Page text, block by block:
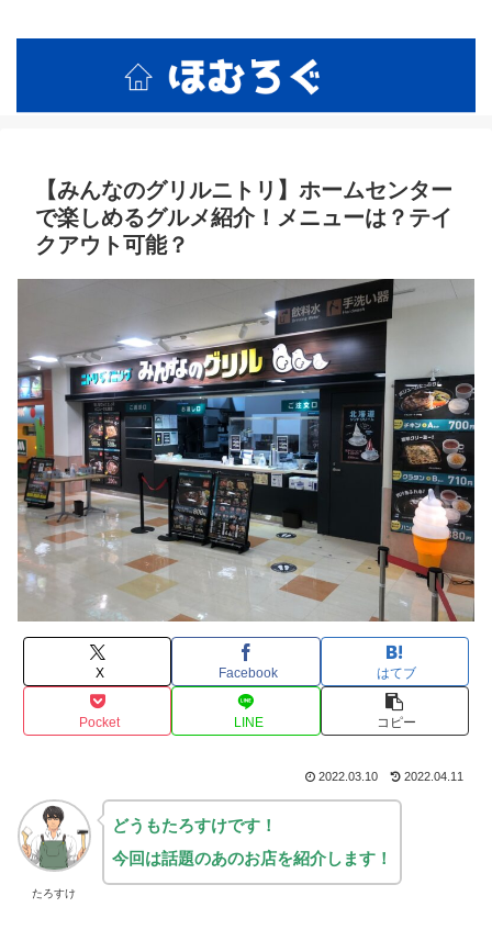
【みんなのグリルニトリ】ホームセンター
で楽しめるグルメ紹介！メニューは？テイ
クアウト可能？
X Facebook はてブ
Pocket LINE コピー
2022.03.10 2022.04.11
たろすけ
どうもたろすけです！
今回は話題のあのお店を紹介します！